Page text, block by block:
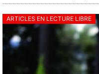
ARTICLES EN LECTURE LIBRE